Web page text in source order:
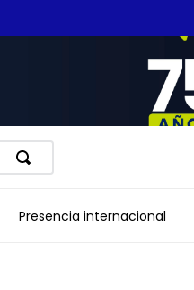
Presencia internacional